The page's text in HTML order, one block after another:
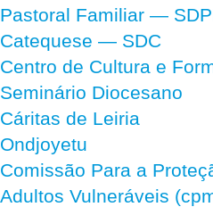
Pastoral Familiar —
Catequese — SDC
Centro de Cultura e
Seminário Diocesano
Cáritas de Leiria
Ondjoyetu
Comissão Para a
Adultos Vulneráveis